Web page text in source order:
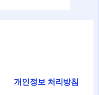
개인정보 처리방침